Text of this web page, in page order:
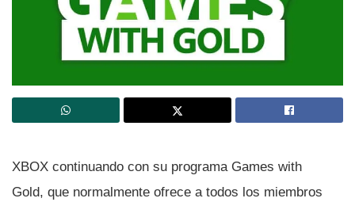
XBOX continuando con su programa Games with
Gold, que normalmente ofrece a todos los miembros